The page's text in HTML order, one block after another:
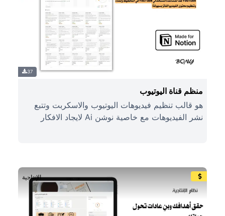
37
منظم قناة اليوتيوب
هو قالب تنظيم فيديوهات اليوتيوب والاسكربت وتتبع
نشر الفيديوهات مع خاصية نوشن Ai لايجاد الافكار
الإنتاجية